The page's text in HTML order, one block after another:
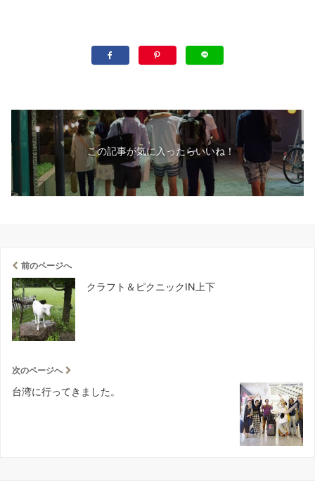
この記事が気に入ったらいいね！
前のページへ
クラフト＆ピクニックIN上下
次のページへ
台湾に行ってきました。